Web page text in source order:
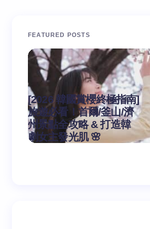
您的邮箱地址不会被公开。
Your Comment *
Name *
Email *
FEATURED POSTS
[2026 韓國賞櫻終極指南]
旅遊必看！首爾/釜山/濟
州景點全攻略 & 打造韓
劇女主發光肌 🌸
作
on